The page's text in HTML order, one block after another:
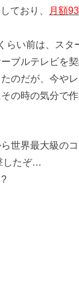
ており、
月額
らい前は、スタ
ブルテレビを
のだが、今や
の時の気分で
世界最大級の
したぞ…